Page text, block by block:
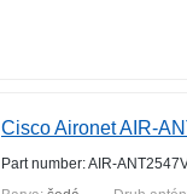
Cisco Aironet AIR-
Part number: AIR-